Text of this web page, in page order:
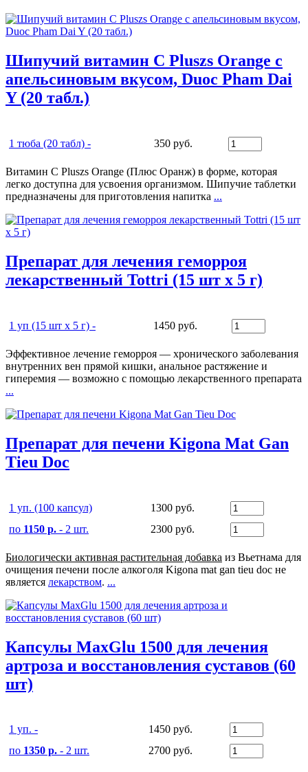
Шипучий витамин C Pluszs Orange с
апельсиновым вкусом, Duoc Pham Dai
Y (20 табл.)
1 тюба (20 табл) - 350 руб.
Витамин C Pluszs Orange (Плюс Оранж) в форме, которая
легко доступна для усвоения организмом. Шипучие таблетки
предназначены для приготовления напитка ...
Препарат для лечения геморроя
лекарственный Tottri (15 шт х 5 г)
1 уп (15 шт х 5 г) - 1450 руб.
Эффективное лечение геморроя — хронического заболевания
внутренних вен прямой кишки, анальное растяжение и
гиперемия — возможно с помощью лекарственного препарата
...
Препарат для печени Kigona Mat Gan
Tieu Doc
1 уп. (100 капсул)
1300 руб.
по 1150 р. - 2 шт. 2300 руб.
Биологически активная растительная добавка из Вьетнама для
очищения печени после алкоголя Kigona mat gan tieu doc не
является лекарством. ...
Капсулы MaxGlu 1500 для лечения
артроза и восстановления суставов (60
шт)
1 уп. -
1450 руб.
по 1350 р. - 2 шт. 2700 руб.